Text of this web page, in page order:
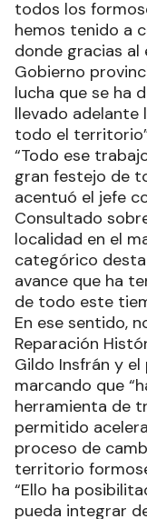
todos los
hemos tenido a
donde gracias al
Gobierno
lucha que se ha
llevado adelante
todo el
“Todo ese
gran festejo de
acentuó el jefe
Consultado
localidad en el
categórico
avance que ha
de todo este
En ese sentido,
Reparación
Gildo Insfrán y
marcando que
herramienta de
permitido
proceso de
territorio
“Ello ha
pueda integrar